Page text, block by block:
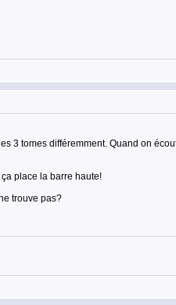
3 tomes différemment. Quand on
place la barre haute!
trouve pas?